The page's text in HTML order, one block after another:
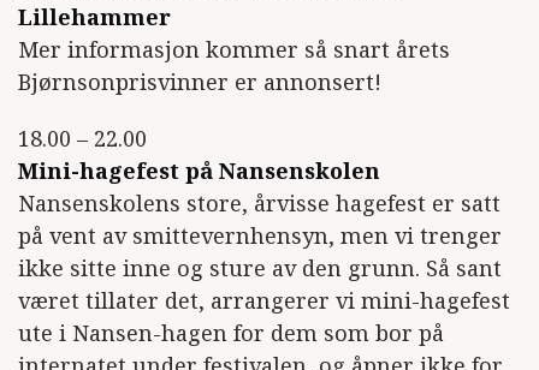
Lillehammer
Mer informasjon kommer så snart årets
Bjørnsonprisvinner er annonsert!
18.00 – 22.00
Mini-hagefest på Nansenskolen
Nansenskolens store, årvisse hagefest er satt
på vent av smittevernhensyn, men vi trenger
ikke sitte inne og sture av den grunn. Så sant
været tillater det, arrangerer vi mini-hagefest
ute i Nansen-hagen for dem som bor på